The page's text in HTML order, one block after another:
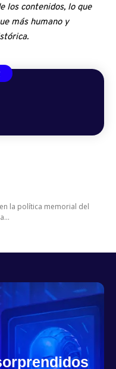
los contenidos, lo que
más humano y
la política memorial del